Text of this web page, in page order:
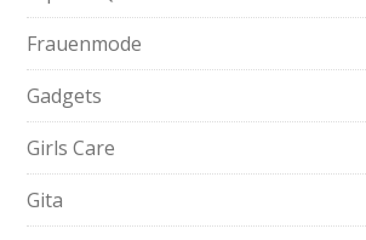
Frauenmode
Gadgets
Girls Care
Gita